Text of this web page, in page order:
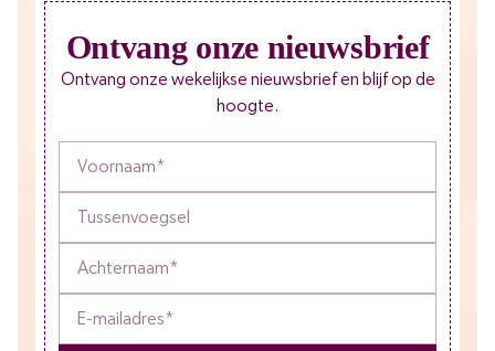
Ontvang onze nieuwsbrief
Ontvang onze wekelijkse nieuwsbrief en blijf op de
hoogte.